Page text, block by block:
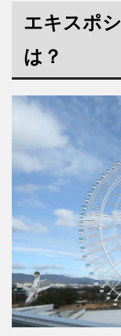
エキスポ
は？